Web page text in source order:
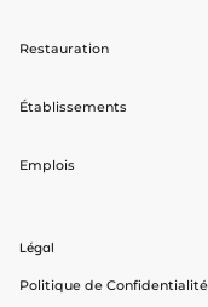
Restauration
Établissements
Emplois
Légal
Politique de Confidentialité